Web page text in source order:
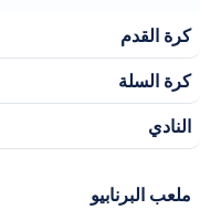
كرة القدم
كرة السلة
النادي
ملعب البرنابيو